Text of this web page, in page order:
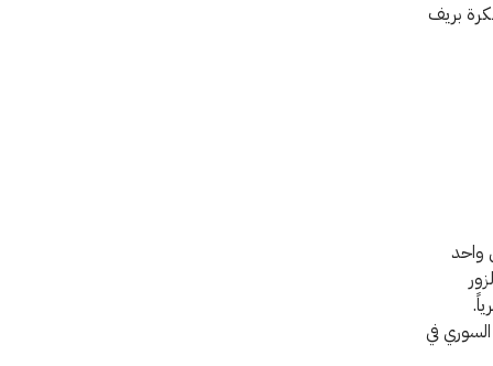
بريف
واحد
العربي السوري في